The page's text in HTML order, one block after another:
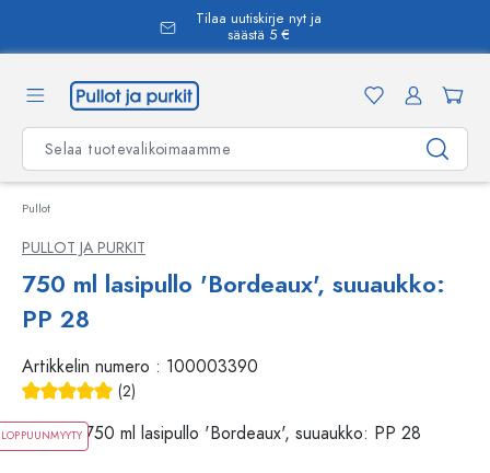
Tilaa uutiskirje nyt ja
säästä 5 €
Pullot
PULLOT JA PURKIT
750 ml lasipullo 'Bordeaux', suuaukko:
PP 28
Artikkelin numero : 100003390
(2)
LOPPUUNMYYTY